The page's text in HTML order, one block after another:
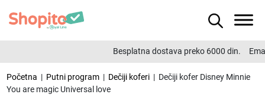
Besplatna dostava preko 6000 din.
Početna | Putni program| Dečiji koferi| Dečiji kofer Disney Minnie
You are magic Universal love